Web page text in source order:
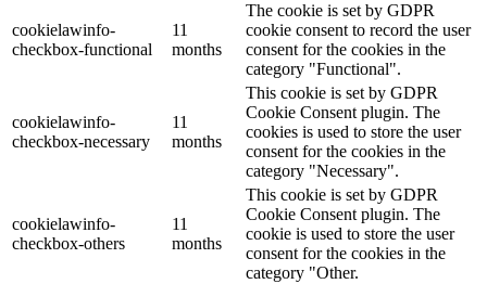
cookielawinfo-
checkbox-functional
11
months
The cookie is set by GDPR
cookie consent to record the user
consent for the cookies in the
category "Functional".
cookielawinfo-
checkbox-necessary
11
months
This cookie is set by GDPR
Cookie Consent plugin. The
cookies is used to store the user
consent for the cookies in the
category "Necessary".
cookielawinfo-
checkbox-others
11
months
This cookie is set by GDPR
Cookie Consent plugin. The
cookie is used to store the user
consent for the cookies in the
category "Other.